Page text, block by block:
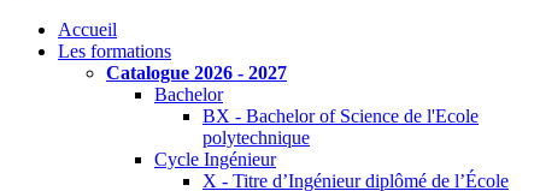
Accueil
Les formations
Catalogue 2026 - 2027
Bachelor
BX - Bachelor of Science de l'Ecole
polytechnique
Cycle Ingénieur
X - Titre d’Ingénieur diplômé de l’École